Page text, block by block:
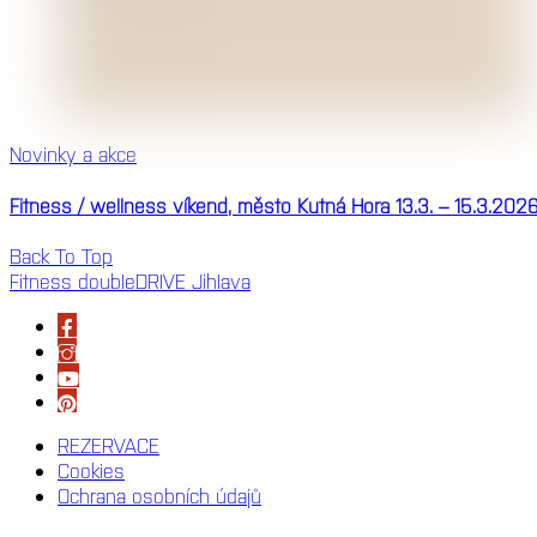
Novinky a akce
Fitness / wellness víkend, město Kutná Hora 13.3. –
Back To Top
Fitness doubleDRIVE Jihlava
REZERVACE
Cookies
Ochrana osobních údajů